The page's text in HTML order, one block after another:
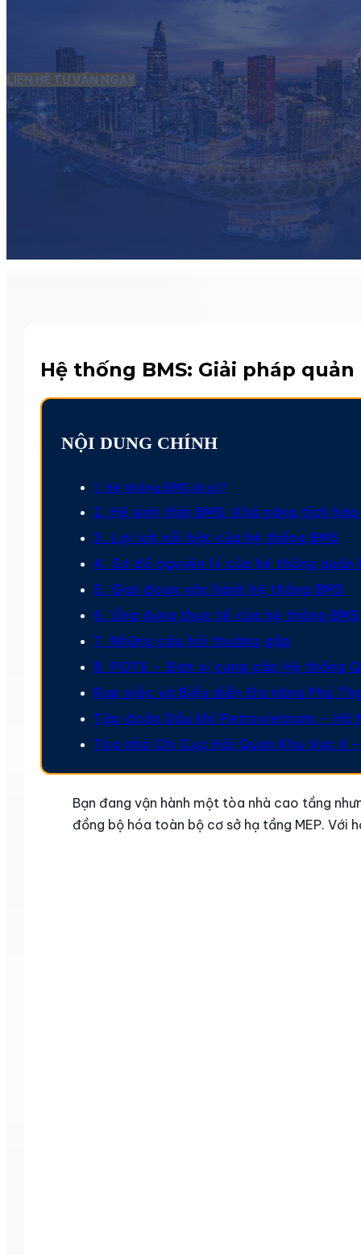
LIÊN HỆ TƯ VẤN NGAY
Hệ thống BMS: Giải pháp
NỘI DUNG CHÍNH
1. Hệ thống BMS là gì?
2. Hệ sinh thái BMS: Khả năng tích
3. Lợi ích nổi bật của hệ thống BMS
4. Sơ đồ nguyên lý của hệ thống
5. Giai đoạn vận hành hệ thống BMS
6. Ứng dụng thực tế của hệ thống BMS
7. Những câu hỏi thường gặp
8. POTS – Đơn vị cung cấp Hệ thống
Rạp xiếc và Biểu diễn Đa năng Phú
Tập đoàn Dầu khí Petrovietnam – Hà
Tòa nhà Chi Cục Hải Quan Khu Vực II
Bạn đang vận hành một tòa nhà cao tầng
đồng bộ hóa toàn bộ cơ sở hạ tầng MEP. Với